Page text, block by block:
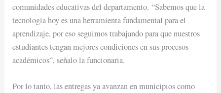
comunidades educativas del departamento. “Sabemos que la
tecnología hoy es una herramienta fundamental para el
aprendizaje, por eso seguimos trabajando para que nuestros
estudiantes tengan mejores condiciones en sus procesos
académicos”, señalo la funcionaria.
Por lo tanto, las entregas ya avanzan en municipios como